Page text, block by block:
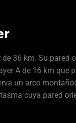
de 36 km. Su pared
A de 16 km que
un arco
cuya pared